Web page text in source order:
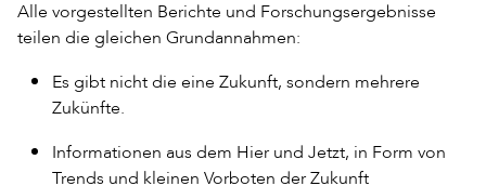
Alle vorgestellten Berichte und Forschungsergebnisse
teilen die gleichen Grundannahmen:
Es gibt nicht die eine Zukunft, sondern mehrere
Zukünfte.
Informationen aus dem Hier und Jetzt, in Form von
Trends und kleinen Vorboten der Zukunft